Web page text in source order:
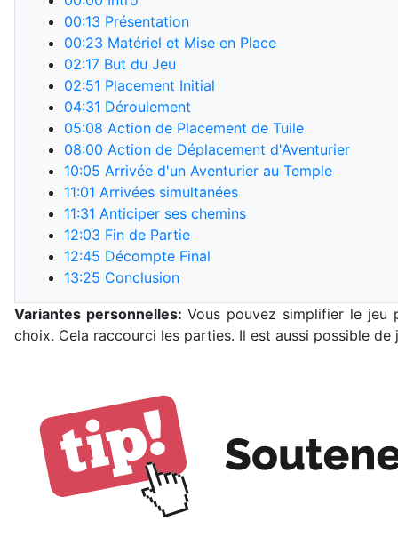
00:13 Présentation
00:23 Matériel et Mise en Place
02:17 But du Jeu
02:51 Placement Initial
04:31 Déroulement
05:08 Action de Placement de Tuile
08:00 Action de Déplacement d'Aventurier
10:05 Arrivée d'un Aventurier au Temple
11:01 Arrivées simultanées
11:31 Anticiper ses chemins
12:03 Fin de Partie
12:45 Décompte Final
13:25 Conclusion
Variantes personnelles: Vous pouvez simplifier le jeu
choix. Cela raccourci les parties. Il est aussi possible